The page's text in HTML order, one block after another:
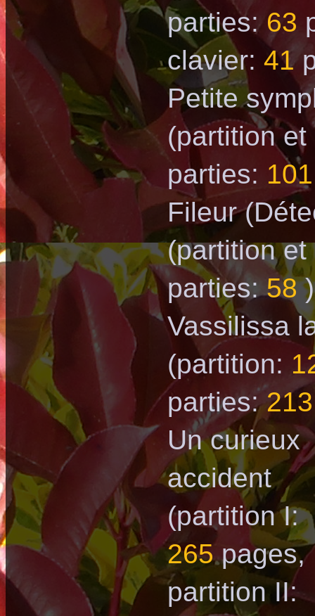
parties: 63
clavier: 41
Petite
(partition et
parties: 101
Fileur
(partition et
parties:58)
Vassilissa
(partition:
parties:213
Un curieux
accident
(partition I:
265рages,
partition II: